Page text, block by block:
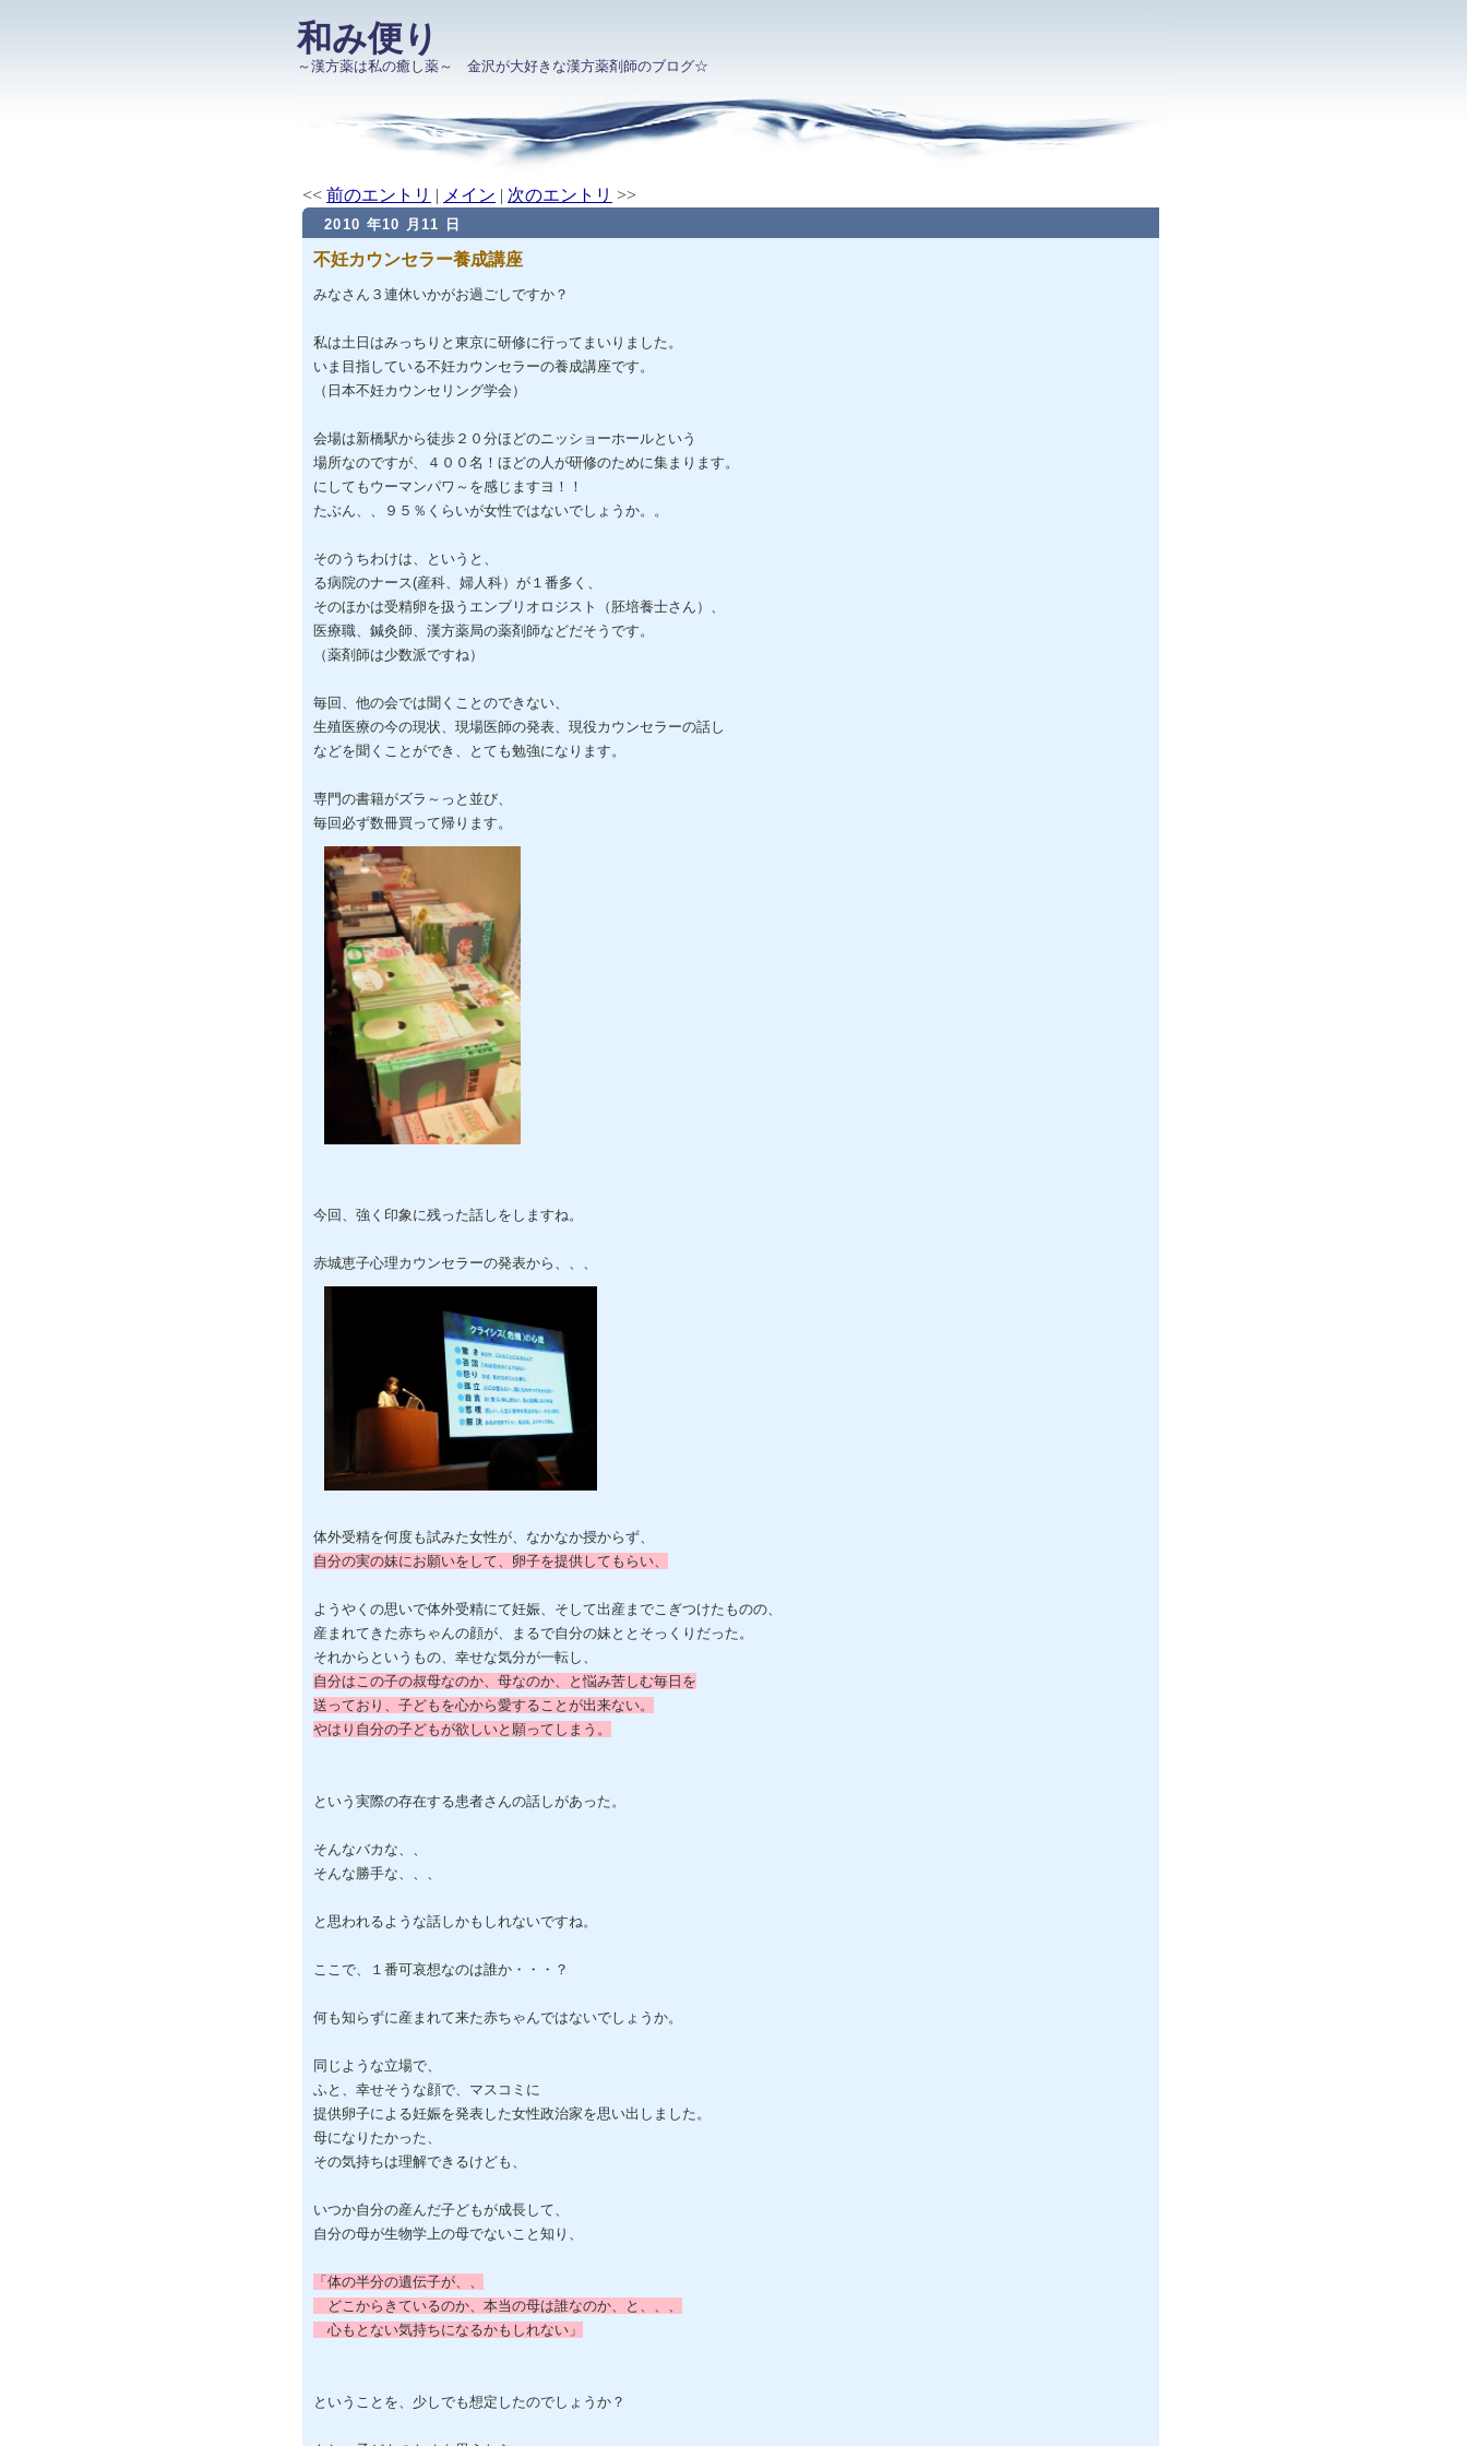
和み便り
～漢方薬は私の癒し薬～ 金沢が大好きな漢方薬剤師のブログ☆
<< 前のエントリ | メイン | 次のエントリ >>
2010 年10 月11 日
不妊カウンセラー養成講座
みなさん３連休いかがお過ごしですか？
私は土日はみっちりと東京に研修に行ってまいりました。
いま目指している不妊カウンセラーの養成講座です。
（日本不妊カウンセリング学会）
会場は新橋駅から徒歩２０分ほどのニッショーホールという
場所なのですが、４００名！ほどの人が研修のために集まります。
にしてもウーマンパワ～を感じますヨ！！
たぶん、、９５％くらいが女性ではないでしょうか。。
そのうちわけは、というと、
る病院のナース(産科、婦人科）が１番多く、
そのほかは受精卵を扱うエンブリオロジスト（胚培養士さん）、
医療職、鍼灸師、漢方薬局の薬剤師などだそうです。
（薬剤師は少数派ですね）
毎回、他の会では聞くことのできない、
生殖医療の今の現状、現場医師の発表、現役カウンセラーの話し
などを聞くことができ、とても勉強になります。
専門の書籍がズラ～っと並び、
毎回必ず数冊買って帰ります。
今回、強く印象に残った話しをしますね。
赤城恵子心理カウンセラーの発表から、、、
体外受精を何度も試みた女性が、なかなか授からず、
自分の実の妹にお願いをして、卵子を提供してもらい、
ようやくの思いで体外受精にて妊娠、そして出産までこぎつけたものの、
産まれてきた赤ちゃんの顔が、まるで自分の妹ととそっくりだった。
それからというもの、幸せな気分が一転し、
自分はこの子の叔母なのか、母なのか、と悩み苦しむ毎日を
送っており、子どもを心から愛することが出来ない。
やはり自分の子どもが欲しいと願ってしまう。
という実際の存在する患者さんの話しがあった。
そんなバカな、、
そんな勝手な、、、
と思われるような話しかもしれないですね。
ここで、１番可哀想なのは誰か・・・？
何も知らずに産まれて来た赤ちゃんではないでしょうか。
同じような立場で、
ふと、幸せそうな顔で、マスコミに
提供卵子による妊娠を発表した女性政治家を思い出しました。
母になりたかった、
その気持ちは理解できるけども、
いつか自分の産んだ子どもが成長して、
自分の母が生物学上の母でないこと知り、
「体の半分の遺伝子が、、
どこからきているのか、本当の母は誰なのか、と、、、
心もとない気持ちになるかもしれない」
ということを、少しでも想定したのでしょうか？